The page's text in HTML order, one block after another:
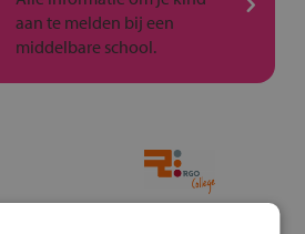
aan te melden bij een
middelbare school.